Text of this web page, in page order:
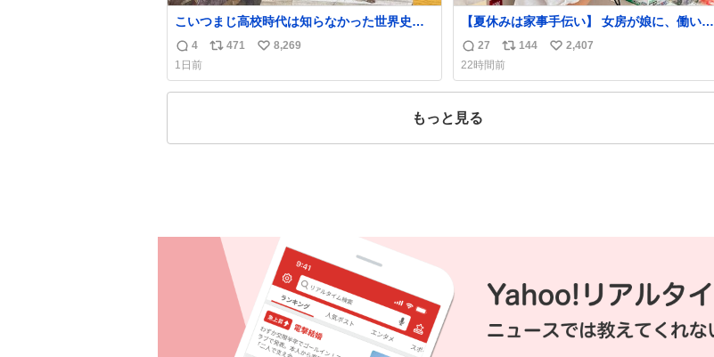
こいつまじ高校時代は知らなかった世界史が
溢れすぎてて𝑩𝑰𝑮 𝑳𝑶𝑽𝑬＿＿
返
信
数
4
リ
ス
471
い
ね
8,269
1日前
【夏休みは家事手伝い】 女房が娘に、働いた
らバイト代もらえば？と言ったら、娘は、い
らない、と言って黙々と働いてくれました。
あとでソフトクリーム買ってやろうと思いま
した。
返
信
数
27
リ
ポ
ス
144
い
ね
2,407
22時間前
もっと見る